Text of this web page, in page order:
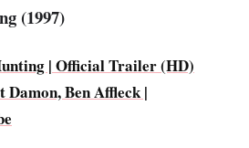
(1997)
| Official Trailer (HD)
Ben Affleck |